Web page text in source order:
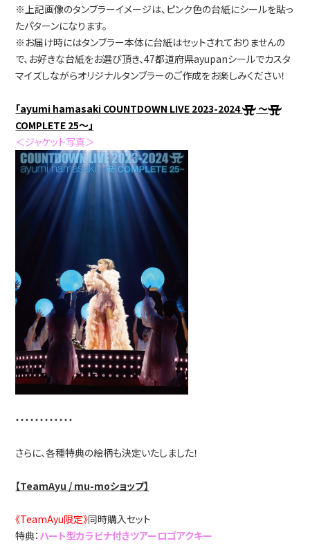
※上記画像のタンブラーイメージは、ピンク色の台紙にシールを貼っ
たパターンになります。
※お届け時にはタンブラー本体に台紙はセットされておりませんの
で、お好きな台紙をお選び頂き、47都道府県ayupanシールでカスタ
マイズしながらオリジナルタンブラーのご作成をお楽しみください！
「ayumi hamasaki COUNTDOWN LIVE 2023-2024
～
COMPLETE 25～」
＜ジャケット写真＞
・・・・・・・・・・・・
さらに、各種特典の絵柄も決定いたしました！
【TeamAyu / mu-moショップ】
《TeamAyu限定》同時購入セット
特典： ハート型カラビナ付きツアーロゴアクキー